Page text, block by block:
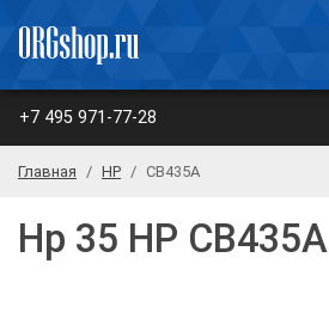
+7 495 971-77-28
Главная HP CB435A
Нр 35 HP CB435A